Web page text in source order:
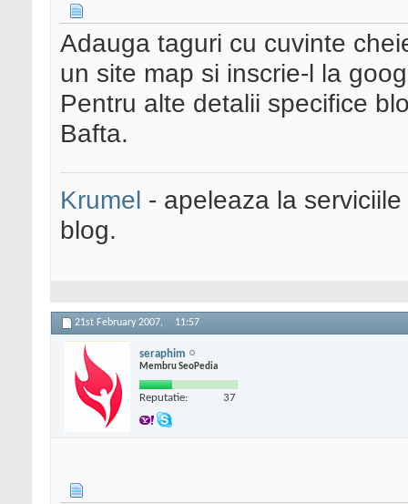
Adauga taguri cu cuvinte
un site map si inscrie-l la
Pentru alte detalii specifice
Bafta.
Krumel - apeleaza la
blog.
21st February 2007, 11:57
seraphim
Membru SeoPedia
Reputatie: 37